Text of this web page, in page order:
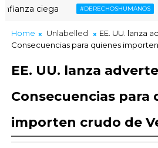
ciega #DERECHOSHUMANOS
Home Unlabelled
EE. UU. lanza
Consecuencias para quienes
EE. UU. lanza
Consecuencias para
importen crudo de